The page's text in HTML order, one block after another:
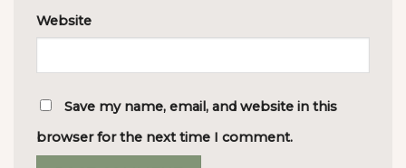
Website
Save my name, email, and website in this
browser for the next time I comment.